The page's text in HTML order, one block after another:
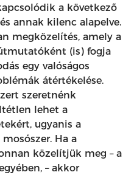
a következő
annak kilenc alapelve.
megközelítés, amely a
(is) fogja
egy valóságos
átértékelése.
szeretnénk
lehet a
ugyanis a
Ha a
közelítjük meg – a
– akkor